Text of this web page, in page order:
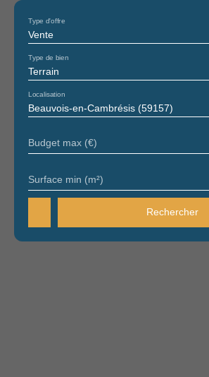
Vente
Type d'offre
Terrain
Type de bien
Beauvois-en-Cambrésis (59157)
Localisation
Budget max (€)
Surface min (m²)
Rechercher